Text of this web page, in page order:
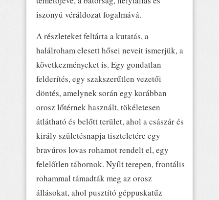
iszonyú véráldozat fogalmává.
A részleteket feltárta a kutatás, a
halálroham elesett hősei neveit ismerjük, a
következményeket is. Egy gondatlan
felderítés, egy szakszerűtlen vezetői
döntés, amelynek során egy korábban
orosz lőtérnek használt, tökéletesen
átlátható és belőtt terület, ahol a császár és
király születésnapja tiszteletére egy
bravúros lovas rohamot rendelt el, egy
felelőtlen tábornok. Nyílt terepen, frontális
rohammal támadták meg az orosz
állásokat, ahol pusztító géppuskatűz